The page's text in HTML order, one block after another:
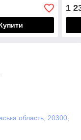
1
область, 20300,